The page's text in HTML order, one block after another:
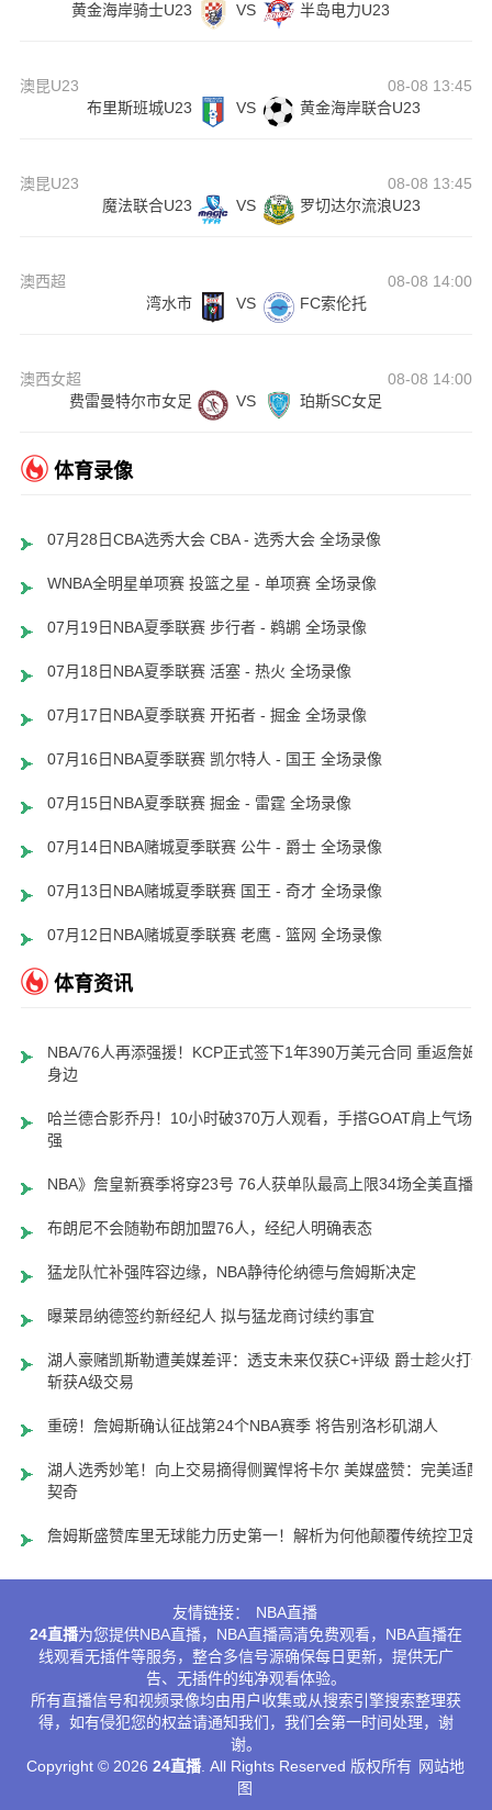
黄金海岸骑士U23
VS 半岛电力U23
澳昆U23
08-08 13:45
布里斯班城U23
VS 黄金海岸联合U23
澳昆U23
08-08 13:45
魔法联合U23
VS 罗切达尔流浪U23
澳西超
08-08 14:00
湾水市
VS FC索伦托
澳西女超
08-08 14:00
费雷曼特尔市女足
VS 珀斯SC女足
体育录像
07月28日CBA选秀大会 CBA - 选秀大会 全场录像
WNBA全明星单项赛 投篮之星 - 单项赛 全场录像
07月19日NBA夏季联赛 步行者 - 鹈鹕 全场录像
07月18日NBA夏季联赛 活塞 - 热火 全场录像
07月17日NBA夏季联赛 开拓者 - 掘金 全场录像
07月16日NBA夏季联赛 凯尔特人 - 国王 全场录像
07月15日NBA夏季联赛 掘金 - 雷霆 全场录像
07月14日NBA赌城夏季联赛 公牛 - 爵士 全场录像
07月13日NBA赌城夏季联赛 国王 - 奇才 全场录像
07月12日NBA赌城夏季联赛 老鹰 - 篮网 全场录像
体育资讯
NBA/76人再添强援！KCP正式签下1年390万美元合同 重返詹姆斯
身边
哈兰德合影乔丹！10小时破370万人观看，手搭GOAT肩上气场超
强
NBA》詹皇新赛季将穿23号 76人获单队最高上限34场全美直播
布朗尼不会随勒布朗加盟76人，经纪人明确表态
猛龙队忙补强阵容边缘，NBA静待伦纳德与詹姆斯决定
曝莱昂纳德签约新经纪人 拟与猛龙商讨续约事宜
湖人豪赌凯斯勒遭美媒差评：透支未来仅获C+评级 爵士趁火打劫
斩获A级交易
重磅！詹姆斯确认征战第24个NBA赛季 将告别洛杉矶湖人
湖人选秀妙笔！向上交易摘得侧翼悍将卡尔 美媒盛赞：完美适配
契奇
詹姆斯盛赞库里无球能力历史第一！解析为何他颠覆传统控卫定义
友情链接：
NBA直播
24直播为您提供NBA直播，NBA直播高清免费观看，NBA直播在
线观看无插件等服务，整合多信号源确保每日更新，提供无广
告、无插件的纯净观看体验。
所有直播信号和视频录像均由用户收集或从搜索引擎搜索整理获
得，如有侵犯您的权益请通知我们，我们会第一时间处理，谢
谢。
Copyright © 202624直播 . All Rights Reserved 版权所有 网站地
图